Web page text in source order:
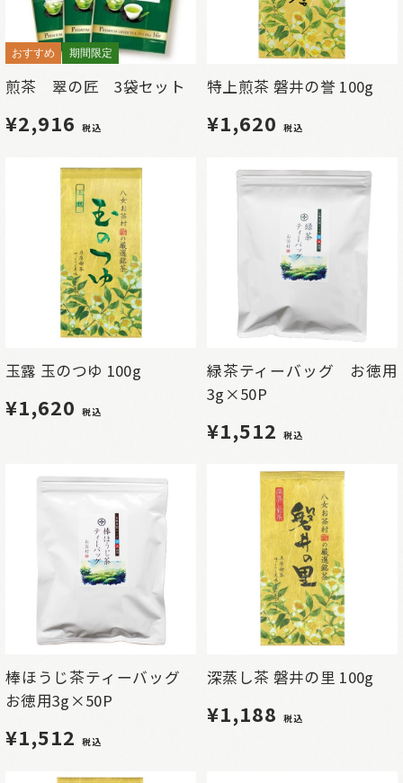
おすすめ 期間限定
煎茶 翠の匠 3袋セット
¥2,916 税込
特上煎茶 磐井の誉 100g
¥1,620 税込
玉露 玉のつゆ 100g
¥1,620 税込
緑茶ティーバッグ お徳用
3g×50P
¥1,512 税込
棒ほうじ茶ティーバッグ
お徳用3g×50P
¥1,512 税込
深蒸し茶 磐井の里 100g
¥1,188 税込